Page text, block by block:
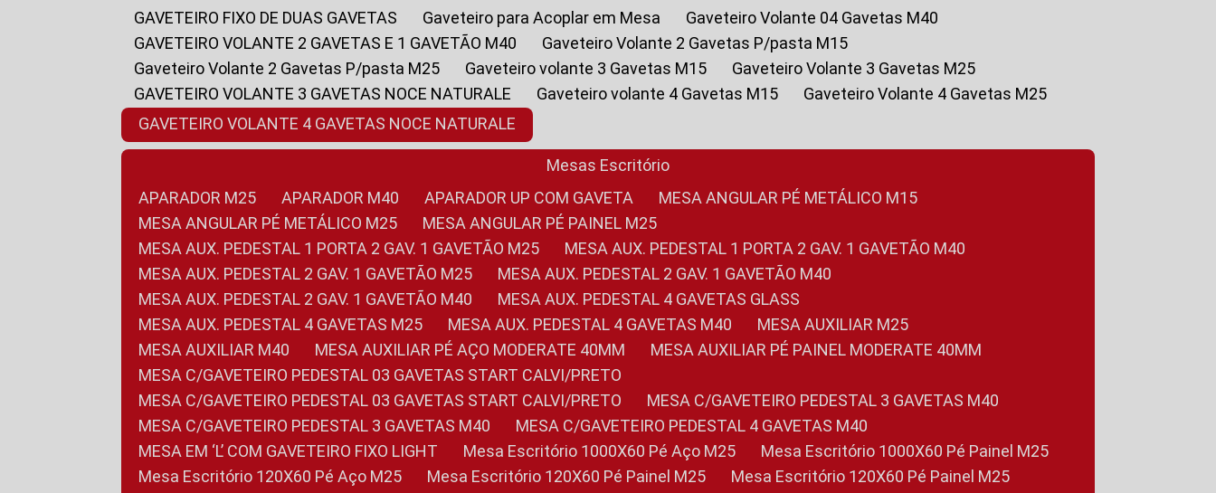
GAVETEIRO FIXO DE DUAS GAVETAS
Gaveteiro para Acoplar em Mesa
Gaveteiro Volante 04 Gavetas M40
GAVETEIRO VOLANTE 2 GAVETAS E 1 GAVETÃO M40
Gaveteiro Volante 2 Gavetas P/pasta M15
Gaveteiro Volante 2 Gavetas P/pasta M25
Gaveteiro volante 3 Gavetas M15
Gaveteiro Volante 3 Gavetas M25
GAVETEIRO VOLANTE 3 GAVETAS NOCE NATURALE
Gaveteiro volante 4 Gavetas M15
Gaveteiro Volante 4 Gavetas M25
GAVETEIRO VOLANTE 4 GAVETAS NOCE NATURALE
Mesas Escritório
APARADOR M25
APARADOR M40 APARADOR UP COM GAVETA
MESA ANGULAR PÉ METÁLICO M15
MESA ANGULAR PÉ METÁLICO M25
MESA ANGULAR PÉ PAINEL M25
MESA AUX. PEDESTAL 1 PORTA 2 GAV. 1 GAVETÃO M25
MESA AUX. PEDESTAL 1 PORTA 2 GAV. 1 GAVETÃO M40
MESA AUX. PEDESTAL 2 GAV. 1 GAVETÃO M25
MESA AUX. PEDESTAL 2 GAV. 1 GAVETÃO M40
MESA AUX. PEDESTAL 2 GAV. 1 GAVETÃO M40
MESA AUX. PEDESTAL 4 GAVETAS GLASS
MESA AUX. PEDESTAL 4 GAVETAS M25
MESA AUX. PEDESTAL 4 GAVETAS M40
MESA AUXILIAR M25
MESA AUXILIAR M40
MESA AUXILIAR PÉ AÇO MODERATE 40MM
MESA AUXILIAR PÉ PAINEL MODERATE 40MM
MESA C/GAVETEIRO PEDESTAL 03 GAVETAS START CALVI/PRETO
MESA C/GAVETEIRO PEDESTAL 03 GAVETAS START CALVI/PRETO
MESA C/GAVETEIRO PEDESTAL 3 GAVETAS M40
MESA C/GAVETEIRO PEDESTAL 3 GAVETAS M40
MESA C/GAVETEIRO PEDESTAL 4 GAVETAS M40
MESA EM ‘L’ COM GAVETEIRO FIXO LIGHT
Mesa Escritório 1000X60 Pé Aço M25
Mesa Escritório 1000X60 Pé Painel M25
Mesa Escritório 120X60 Pé Aço M25
Mesa Escritório 120X60 Pé Painel M25
Mesa Escritório 120X60 Pé Painel M25